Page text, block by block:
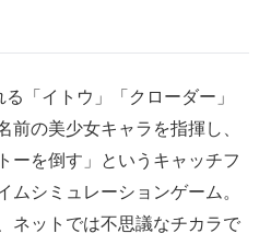
「イトウ」「クローダー」
前の美少女キャラを指揮し、
ーを倒す」というキャッチフ
ムシミュレーションゲーム。
ネットでは不思議なチカラで